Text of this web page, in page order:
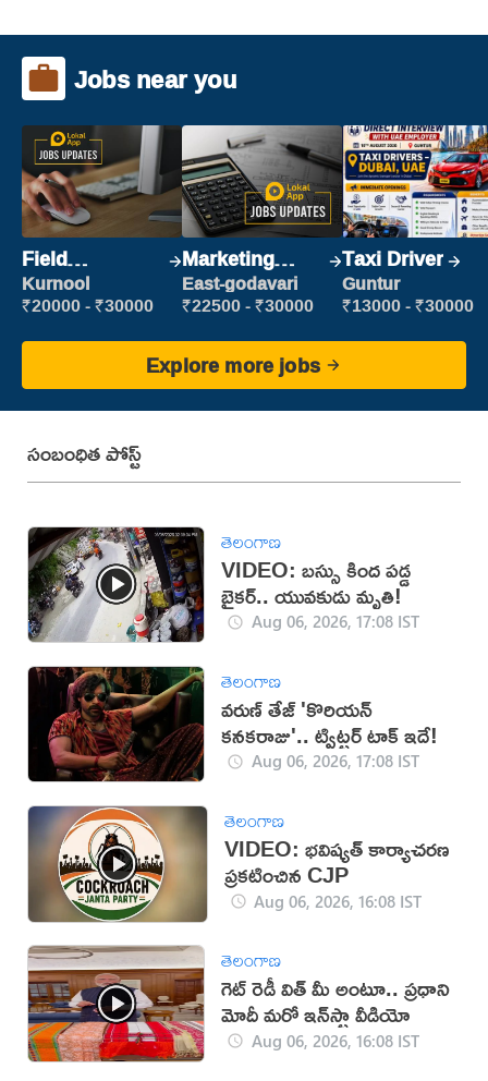
Jobs near you
Field
Marketing
Executive
Kurnool
₹20000 - ₹30000
Marketing
Executive
East-godavari
₹22500 - ₹30000
Taxi Driver
Guntur
₹13000 - ₹30000
Explore more jobs
సంబంధిత పోస్ట్
తెలంగాణ
VIDEO: బస్సు కింద పడ్డ
బైకర్.. యువకుడు మృతి!
Aug 06, 2026, 17:08 IST
తెలంగాణ
వరుణ్ తేజ్ 'కొరియన్
కనకరాజు'.. ట్విట్టర్ టాక్ ఇదే!
Aug 06, 2026, 17:08 IST
తెలంగాణ
VIDEO: భవిష్యత్ కార్యాచరణ
ప్రకటించిన CJP
Aug 06, 2026, 16:08 IST
తెలంగాణ
గెట్ రెడీ విత్ మీ అంటూ.. ప్రధాని
మోదీ మరో ఇన్‌స్టా వీడియో
Aug 06, 2026, 16:08 IST